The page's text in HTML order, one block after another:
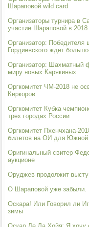
Шараповой wild card
Организаторы турнира в
участие Шараповой в 2018
Организатор: Победителя
Гордиевского ждет
Организатор: Шахматный
миру новых Карякиных
Оргкомитет ЧМ-2018 не
Киркоров
Оргкомитет Кубка
трех городах России
Оргкомитет Пхенчхана-
билетов на ОИ для Южной
Оригинальный свитер
аукционе
Оруджев продолжит
О Шараповой уже забыли.
Оскара! Или Говорил ли
зимы